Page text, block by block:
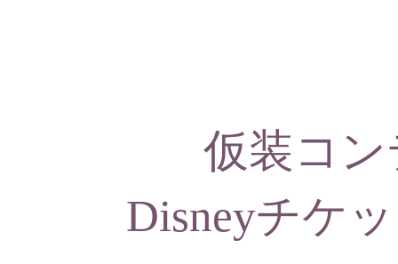
仮装コ
Disneyチケ